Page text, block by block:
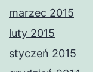
marzec 2015
luty 2015
styczeń 2015